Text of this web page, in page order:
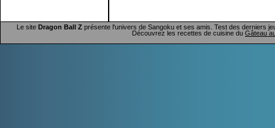
Le site Dragon Ball Zprésente l'univers de Sangoku et ses amis. Test des derniers
Découvrez les recettes de cuisine du Gâteau